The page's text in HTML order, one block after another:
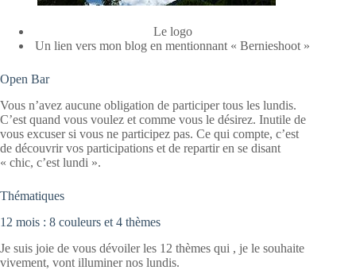
Le logo
Un lien vers mon blog en mentionnant « Bernieshoot »
Open Bar
Vous n’avez aucune obligation de participer tous les lundis.
C’est quand vous voulez et comme vous le désirez. Inutile de
vous excuser si vous ne participez pas. Ce qui compte, c’est
de découvrir vos participations et de repartir en se disant
« chic, c’est lundi ».
Thématiques
12 mois : 8 couleurs et 4 thèmes
Je suis joie de vous dévoiler les 12 thèmes qui , je le souhaite
vivement, vont illuminer nos lundis.